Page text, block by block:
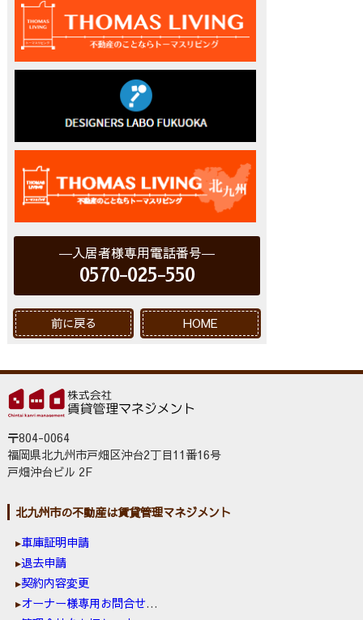
入居者様専用電話番号
0570-025-550
前に戻る HOME
〒804-0064
福岡県北九州市戸畑区沖台2丁目11番16号
戸畑沖台ビル 2F
北九州市の不動産は賃貸管理マネジメント
車庫証明申請
退去申請
契約内容変更
オーナー様専用お問合せ窓口